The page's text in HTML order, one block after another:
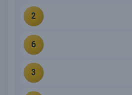
2
6
3